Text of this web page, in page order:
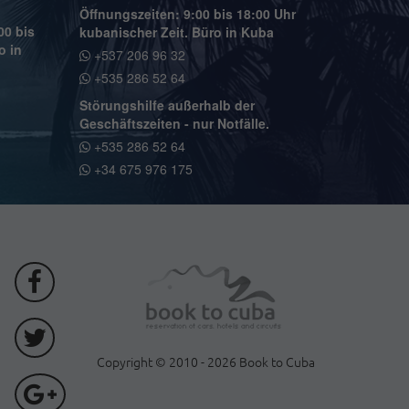
bis
in
Öffnungszeiten: 9:00 bis 18:00 Uhr
kubanischer Zeit. Büro in Kuba
+537 206 96 32
+535 286 52 64
Störungshilfe außerhalb der
Geschäftszeiten - nur Notfälle.
+535 286 52 64
+34 675 976 175
Copyright © 2010 - 2026 Book to Cuba